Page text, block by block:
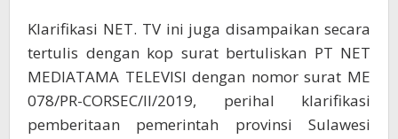
Klarifikasi NET. TV ini juga disampaikan secara
tertulis dengan kop surat bertuliskan PT NET
MEDIATAMA TELEVISI dengan nomor surat ME
078/PR-CORSEC/II/2019, perihal klarifikasi
pemberitaan pemerintah provinsi Sulawesi